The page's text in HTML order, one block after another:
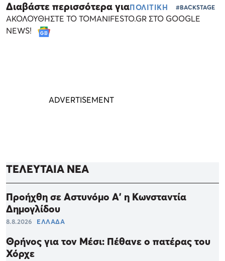
Διαβάστε περισσότερα γιαΠΟΛΙΤΙΚΗ #BACKSTAGE
ΑΚΟΛΟΥΘΗΣΤΕ ΤΟ TOMANIFESTO.GR ΣΤΟ GOOGLE
NEWS!
ΤΕΛΕΥΤΑΙΑ ΝΕΑ
Προήχθη σε Αστυνόμο Α' η Κωνσταντία
Δημογλίδου
8.8.2026 ΕΛΛΑΔΑ
Θρήνος για τον Μέσι: Πέθανε ο πατέρας του
Χόρχε